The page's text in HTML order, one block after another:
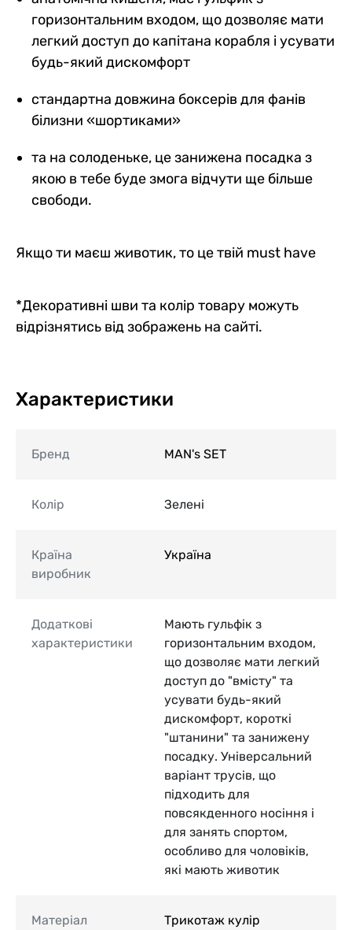
горизонтальним входом, що дозволяє мати
легкий доступ до капітана корабля і усувати
будь-який дискомфорт
стандартна довжина боксерів для фанів
білизни «шортиками»
та на солоденьке, це занижена посадка з
якою в тебе буде змога відчути ще більше
свободи.
Якщо ти маєш животик, то це твій must have
*Декоративні шви та колір товару можуть
відрізнятись від зображень на сайті.
Характеристики
Бренд MAN's SET
Колір Зелені
Країна
виробник
Україна
Додаткові
характеристики
Мають гульфік з
горизонтальним входом,
що дозволяє мати легкий
доступ до "вмісту" та
усувати будь-який
дискомфорт, короткі
"штанини" та занижену
посадку. Універсальний
варіант трусів, що
підходить для
повсякденного носіння і
для занять спортом,
особливо для чоловіків,
які мають животик
Матеріал Трикотаж кулір